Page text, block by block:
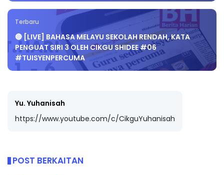
Terbaru
🔴 [LIVE] BAHASA MELAYU SEKOLAH RENDAH, KATA
PENGUAT SIRI 3 OLEH CIKGU SHIDEE #06
#TUISYENPERCUMA
Yu. Yuhanisah
https://www.youtube.com/c/CikguYuhanisah
POST BERKAITAN